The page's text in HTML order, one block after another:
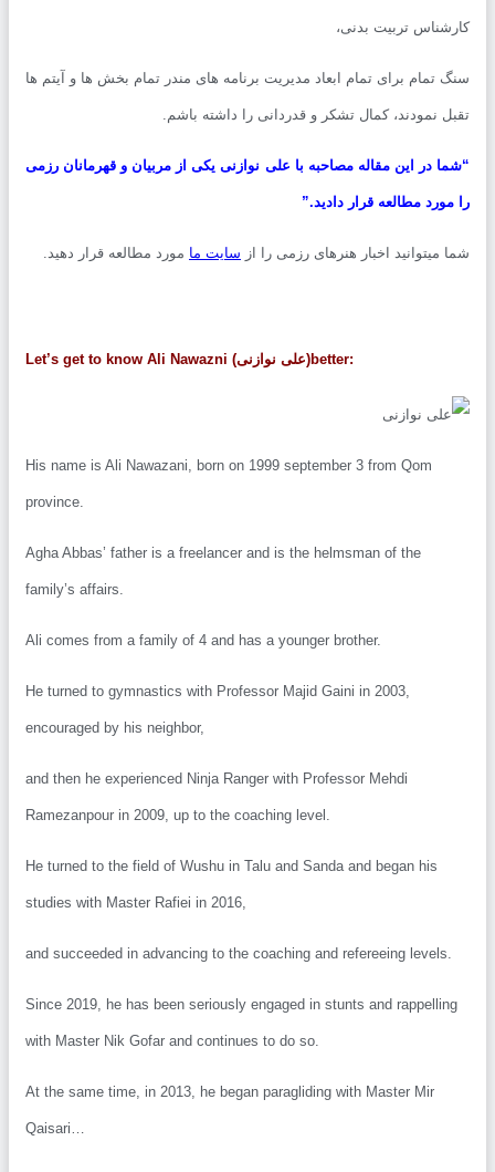
تربیت بدنی،
تمام برای تمام ابعاد مدیریت برنامه های مندر تمام بخش ها و آیتم ها
نمودند، کمال تشکر و قدردانی را داشته باشم.
در این مقاله مصاحبه با علی نوازنی یکی از مربیان و قهرمانان رزمی
مطالعه قرار دادید.”
میتوانید اخبار هنرهای رزمی را ازسایت مامورد مطالعه قرار دهید.
Let’s get to know Ali Nawazni (علی نوازنی)better:
His name is Ali Nawazani, born on 1999 september 3 from Qom
province.
Agha Abbas’ father is a freelancer and is the helmsman of the
family’s affairs.
Ali comes from a family of 4 and has a younger brother.
He turned to gymnastics with Professor Majid Gaini in 2003,
encouraged by his neighbor,
and then he experienced Ninja Ranger with Professor Mehdi
Ramezanpour in 2009, up to the coaching level.
He turned to the field of Wushu in Talu and Sanda and began his
studies with Master Rafiei in 2016,
and succeeded in advancing to the coaching and refereeing levels.
Since 2019, he has been seriously engaged in stunts and
with Master Nik Gofar and continues to do so.
At the same time, in 2013, he began paragliding with Master Mir
Qaisari…